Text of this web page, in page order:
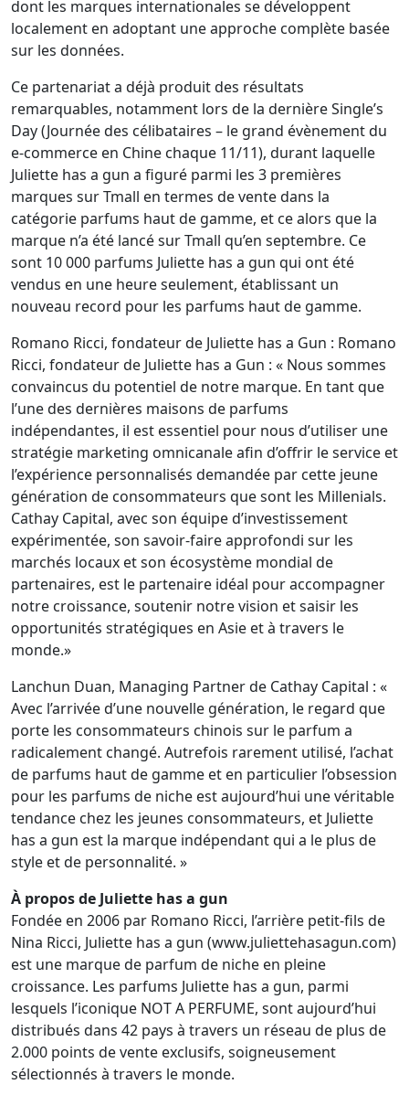
dont les marques internationales se développent
localement en adoptant une approche complète basée
sur les données.
Ce partenariat a déjà produit des résultats
remarquables, notamment lors de la dernière Single’s
Day (Journée des célibataires – le grand évènement du
e-commerce en Chine chaque 11/11), durant laquelle
Juliette has a gun a figuré parmi les 3 premières
marques sur Tmall en termes de vente dans la
catégorie parfums haut de gamme, et ce alors que la
marque n’a été lancé sur Tmall qu’en septembre. Ce
sont 10 000 parfums Juliette has a gun qui ont été
vendus en une heure seulement, établissant un
nouveau record pour les parfums haut de gamme.
Romano Ricci, fondateur de Juliette has a Gun : Romano
Ricci, fondateur de Juliette has a Gun : « Nous sommes
convaincus du potentiel de notre marque. En tant que
l’une des dernières maisons de parfums
indépendantes, il est essentiel pour nous d’utiliser une
stratégie marketing omnicanale afin d’offrir le service et
l’expérience personnalisés demandée par cette jeune
génération de consommateurs que sont les Millenials.
Cathay Capital, avec son équipe d’investissement
expérimentée, son savoir-faire approfondi sur les
marchés locaux et son écosystème mondial de
partenaires, est le partenaire idéal pour accompagner
notre croissance, soutenir notre vision et saisir les
opportunités stratégiques en Asie et à travers le
monde.»
Lanchun Duan, Managing Partner de Cathay Capital : «
Avec l’arrivée d’une nouvelle génération, le regard que
porte les consommateurs chinois sur le parfum a
radicalement changé. Autrefois rarement utilisé, l’achat
de parfums haut de gamme et en particulier l’obsession
pour les parfums de niche est aujourd’hui une véritable
tendance chez les jeunes consommateurs, et Juliette
has a gun est la marque indépendant qui a le plus de
style et de personnalité. »
À propos de Juliette has a gun
Fondée en 2006 par Romano Ricci, l’arrière petit-fils de
Nina Ricci, Juliette has a gun (www.juliettehasagun.com)
est une marque de parfum de niche en pleine
croissance. Les parfums Juliette has a gun, parmi
lesquels l’iconique NOT A PERFUME, sont aujourd’hui
distribués dans 42 pays à travers un réseau de plus de
2.000 points de vente exclusifs, soigneusement
sélectionnés à travers le monde.